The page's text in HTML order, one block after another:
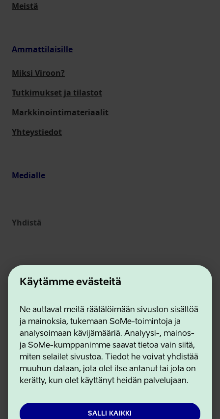
Käytämme evästeitä
Ne auttavat meitä räätälöimään sivuston sisältöä
ja mainoksia, tukemaan SoMe-toimintoja ja
analysoimaan kävijämääriä. Analyysi-, mainos-
ja SoMe-kumppanimme saavat tietoa vain siitä,
miten selailet sivustoa. Tiedot he voivat yhdistää
muuhun dataan, jota olet itse antanut tai jota on
kerätty, kun olet käyttänyt heidän palvelujaan.
SALLI KAIKKI
Meistä
Ammattilaisille
Miksi Viroon?
Tutkimukset ja tilastot
Markkinointimateriaalit
Yhteystiedot
Medialle
Yhdistä
Estonian Business and Innovation Agency
Yhteystiedot
Yhteistyökumppanit
Käyttöehdot
Eväste- ja tietosuojakäytäntö